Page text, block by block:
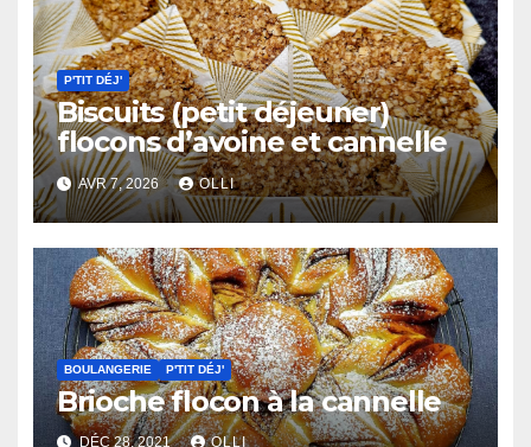
P'TIT DÉJ'
Biscuits (petit déjeuner)
flocons d’avoine et cannelle
AVR 7, 2026 OLLI
BOULANGERIE P'TIT DÉJ'
Brioche flocon à la cannelle
DÉC 28, 2021 OLLI